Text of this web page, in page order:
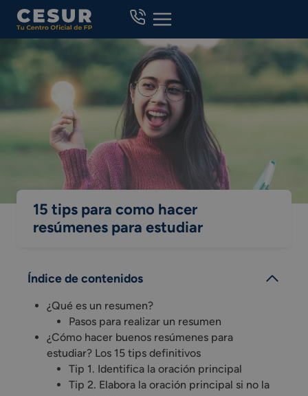
Skip
content
15 tips para como hacer
resúmenes para estudiar
Índice de contenidos
¿Qué es un resumen?
Pasos para realizar un resumen
¿Cómo hacer buenos resúmenes para
estudiar? Los 15 tips definitivos
Tip 1. Identifica la oración principal
Tip 2. Elabora la oración principal si no la